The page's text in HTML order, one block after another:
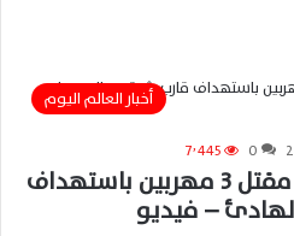
أخبار العالم اليوم
0 7٬445
الجيش الأمريكي يعلن مقتل 3 مهربين باستهداف
– فيديو